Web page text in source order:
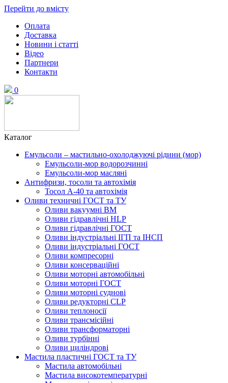
Перейти до вмісту
Оплата
Доставка
Новини і статті
Відео
Партнери
Контакти
0
Каталог
Емульсоли – мастильно-охолоджуючі рідини (мор)
Емульсоли-мор водорозчинні
Емульсоли-мор масляні
Антифризи, тосоли та автохімія
Тосол А-40 та автохімія
Оливи техничні ГОСТ та ТУ
Оливи вакуумні ВМ
Оливи гідравлічні HLP
Оливи гідравлічні ГОСТ
Оливи індустріальні ІГП та ІНСП
Оливи індустріальні ГОСТ
Оливи компресорні
Оливи консерваційні
Оливи моторні автомобільні
Оливи моторні ГОСТ
Оливи моторні суднові
Оливи редукторні CLP
Оливи теплоносії
Оливи трансмісійні
Оливи трансформаторні
Оливи турбінні
Оливи циліндрові
Мастила пластичні ГОСТ та ТУ
Мастила автомобільні
Мастила високотемпературні